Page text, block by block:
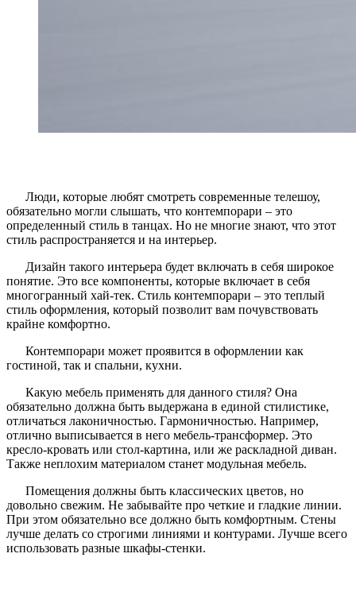
Люди, которые любят смотреть современные телешоу,
обязательно могли слышать, что контемпорари – это
определенный стиль в танцах. Но не многие знают, что этот
стиль распространяется и на интерьер.
Дизайн такого интерьера будет включать в себя широкое
понятие. Это все компоненты, которые включает в себя
многогранный хай-тек. Стиль контемпорари – это теплый
стиль оформления, который позволит вам почувствовать
крайне комфортно.
Контемпорари может проявится в оформлении как
гостиной, так и спальни, кухни.
Какую мебель применять для данного стиля? Она
обязательно должна быть выдержана в единой стилистике,
отличаться лаконичностью. Гармоничностью. Например,
отлично выписывается в него мебель-трансформер. Это
кресло-кровать или стол-картина, или же раскладной диван.
Также неплохим материалом станет модульная мебель.
Помещения должны быть классических цветов, но
довольно свежим. Не забывайте про четкие и гладкие линии.
При этом обязательно все должно быть комфортным. Стены
лучше делать со строгими линиями и контурами. Лучше всего
использовать разные шкафы-стенки.